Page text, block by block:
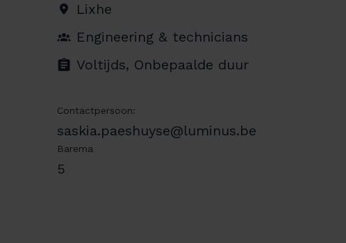
Lixhe
Engineering & technicians
Voltijds, Onbepaalde duur
Contactpersoon:
saskia.paeshuyse@luminus.be
Barema
5